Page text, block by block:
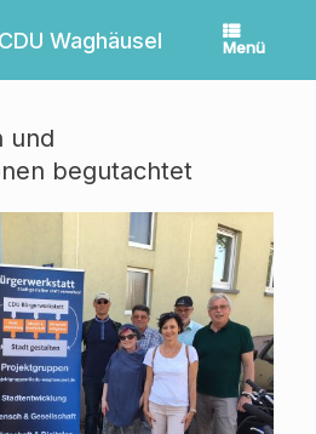
CDU Waghäusel Menü
und
begutachtet